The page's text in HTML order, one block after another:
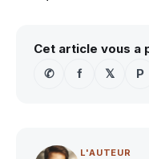
Cet article vous a
✆
f 𝕏 P
L'AUTEUR